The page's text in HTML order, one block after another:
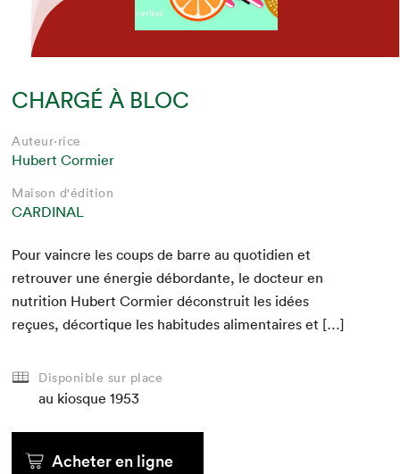
CHARGÉ À BLOC
Auteur·rice
Hubert Cormier
Maison d'édition
CARDINAL
Pour vain­cre les coups de barre au quo­ti­di­en et
retrou­ver une énergie débor­dante, le doc­teur en
nutri­tion Hubert Cormi­er décon­stru­it les idées
reçues, décor­tique les habi­tudes ali­men­taires et […]
Disponible sur place
au kiosque 1953
Acheter en ligne